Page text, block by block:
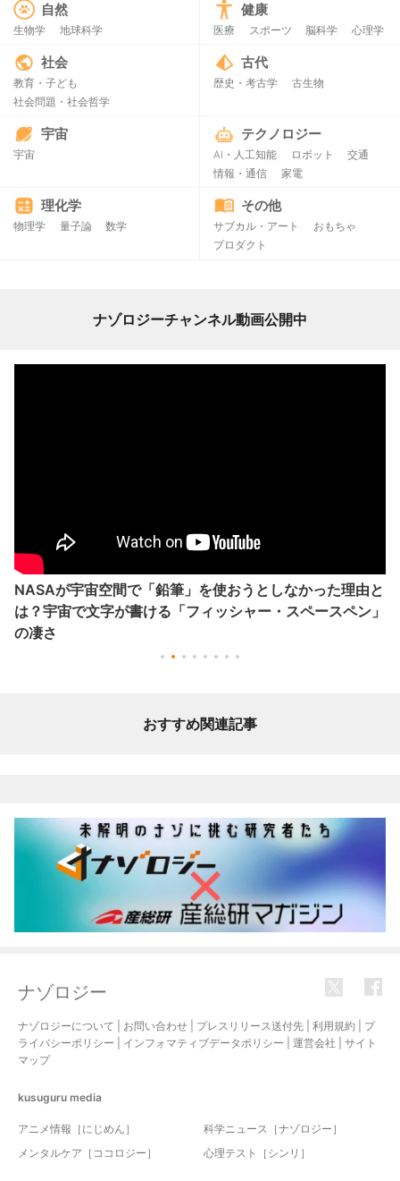
自然
生物学 地球科学
健康
医療 スポーツ 脳科学 心理学
社会
教育・子ども
社会問題・社会哲学
古代
歴史・考古学 古生物
宇宙
宇宙
テクノロジー
AI・人工知能 ロボット
交通
情報・通信
家電
理化学
物理学 量子論 数学
その他
サブカル・アート
おもちゃ
プロダクト
ナゾロジーチャンネル動画公開中
NASAが宇宙空間で「鉛筆」を使おうとしなかった理由と
は？宇宙で文字が書ける「フィッシャー・スペースペン」
の凄さ
おすすめ関連記事
ナゾロジー
ナゾロジーについて お問い合わせ プレスリリース送付先 利用規約
プ
ライバシーポリシー
インフォマティブデータポリシー 運営会社
サイト
マップ
kusuguru media
アニメ情報［にじめん］
科学ニュース［ナゾロジー］
メンタルケア［ココロジー］
心理テスト［シンリ］